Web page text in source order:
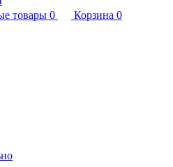
товары 0 Корзина 0